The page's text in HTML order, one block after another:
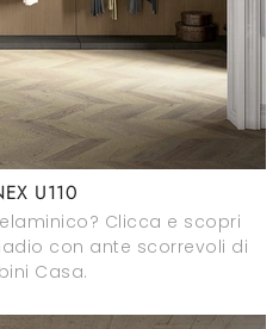
U110
Clicca e scopri
con ante scorrevoli di
Casa.